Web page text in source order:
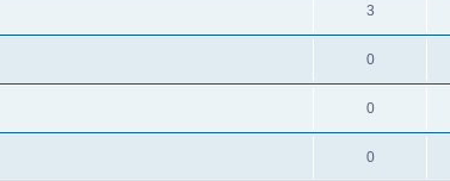
3
0
0
0